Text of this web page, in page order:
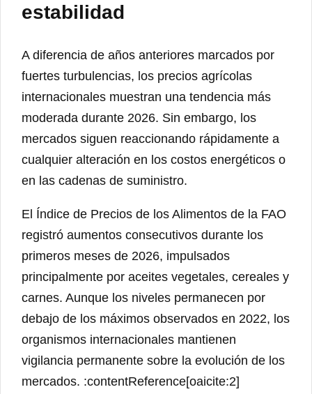
estabilidad
A diferencia de años anteriores marcados por
fuertes turbulencias, los precios agrícolas
internacionales muestran una tendencia más
moderada durante 2026. Sin embargo, los
mercados siguen reaccionando rápidamente a
cualquier alteración en los costos energéticos o
en las cadenas de suministro.
El Índice de Precios de los Alimentos de la FAO
registró aumentos consecutivos durante los
primeros meses de 2026, impulsados
principalmente por aceites vegetales, cereales y
carnes. Aunque los niveles permanecen por
debajo de los máximos observados en 2022, los
organismos internacionales mantienen
vigilancia permanente sobre la evolución de los
mercados. :contentReference[oaicite:2]